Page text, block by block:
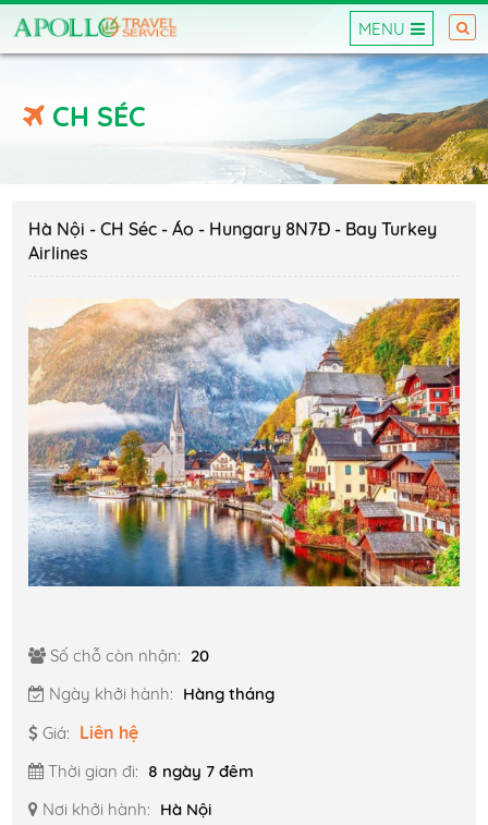
MENU
CH SÉC
Hà Nội - CH Séc - Áo - Hungary 8N7Đ - Bay Turkey
Airlines
Số chỗ còn nhận: 20
Ngày khởi hành: Hàng tháng
Giá: Liên hệ
Thời gian đi: 8 ngày 7 đêm
Nơi khởi hành: Hà Nội